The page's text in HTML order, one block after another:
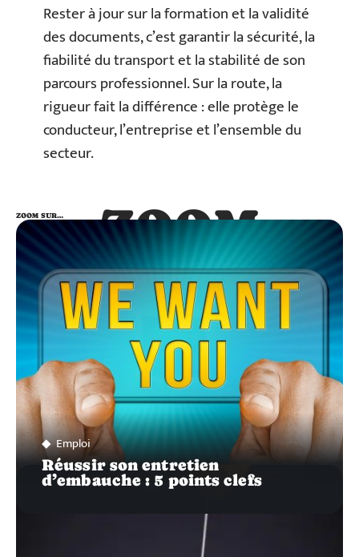
Rester à jour sur la formation et la validité
des documents, c’est garantir la sécurité, la
fiabilité du transport et la stabilité de son
parcours professionnel. Sur la route, la
rigueur fait la différence : elle protège le
conducteur, l’entreprise et l’ensemble du
secteur.
ZOOM
SUR…
ZOOM SUR…
Emploi
Réussir son entretien
d’embauche : 5 points clefs